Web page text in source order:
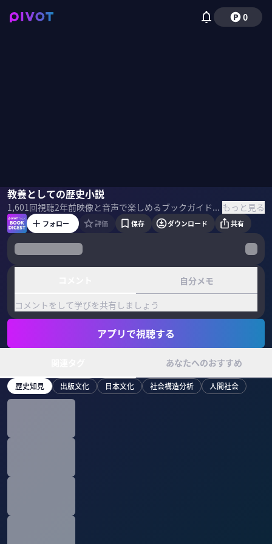
0
教養としての歴史小説
1,601回視聴2年前 映像と音声で楽しめるブックガイド。話題の新刊の著者・訳者・編集者・思い入れのある人をゲストに呼び、ビジネスパーソンが吸収したい学びを、本の作り手に直接聞きます。 本1冊を読む時間がなかなか取れないという方も、この番組を通じて最新のビジネス書のエッセンスに触れられます。 ＜ゲスト＞ 今村翔吾｜直木賞作家 1984年、京都府生まれ。ダンスインストラクター、作曲家、埋蔵文化財調査員を経て専業作家となった。一般社団法人「ホンミライ」を設立。代表作に『塞王の楯』、近著に『教養としての歴史小説』がある。 ＜目次＞ もっと見る
今村翔吾
フォロー 評価 保存 ダウンロード 共有
自分メモ
コメントをして学びを共有しましょう
アプリで視聴する
あなたへのおすすめ
歴史知見 出版文化 日本文化 社会構造分析 人間社会